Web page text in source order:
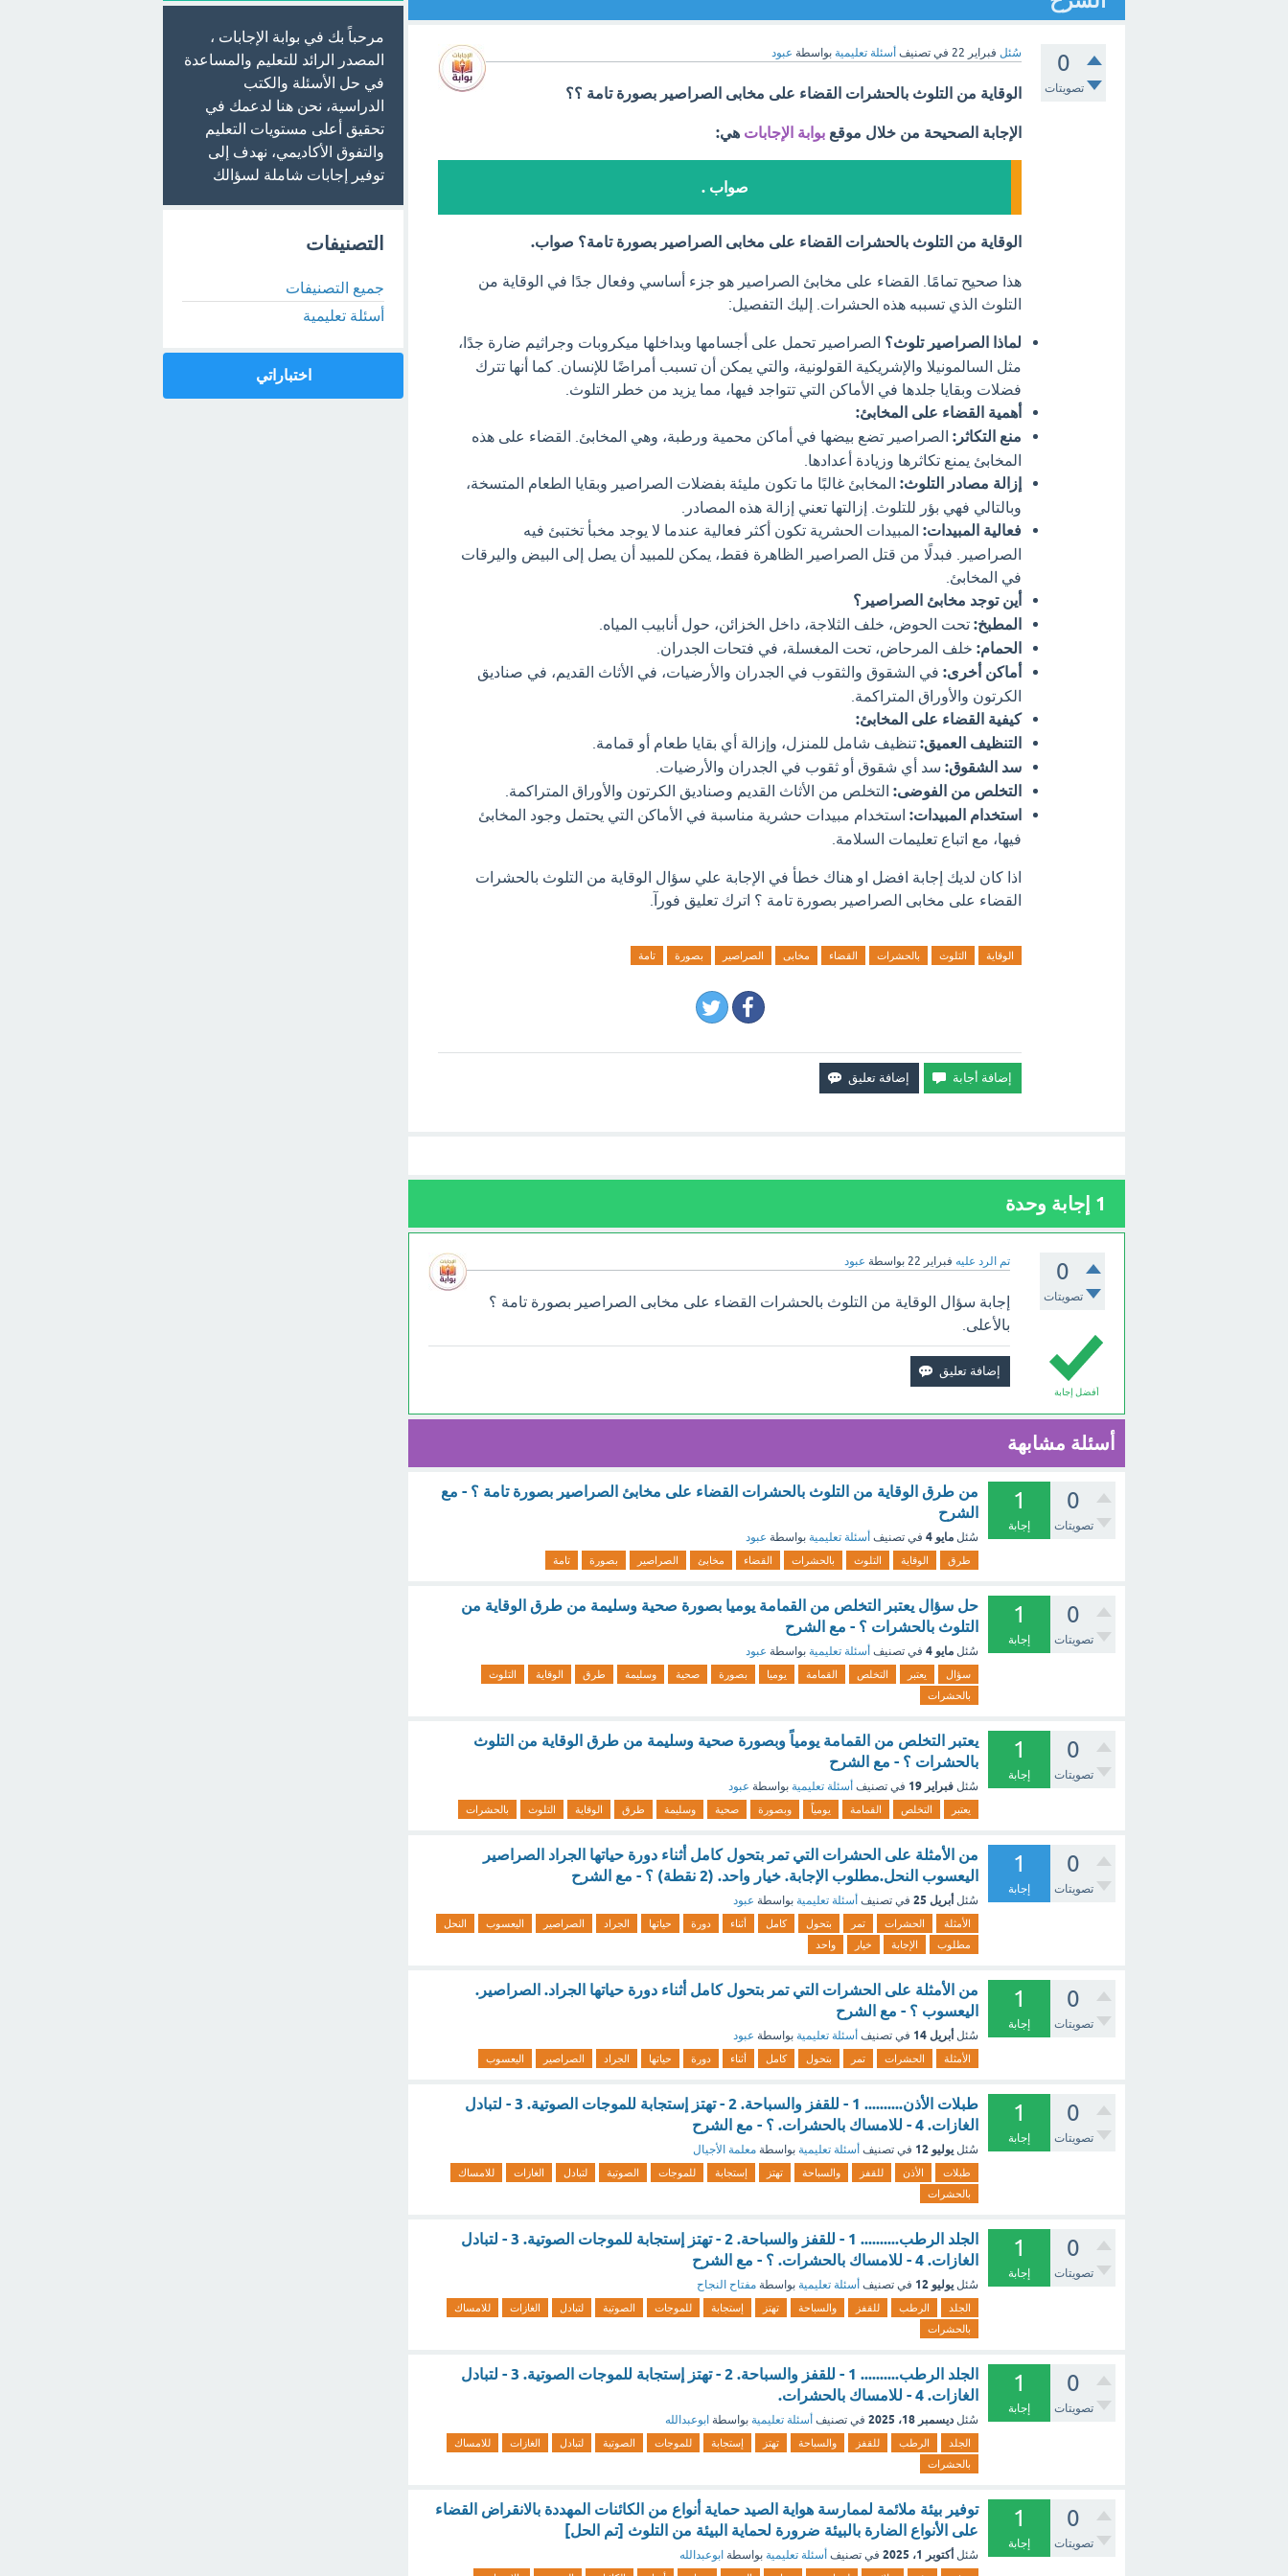
0
تصويتات
سُئل فبراير 22 في تصنيف أسئلة تعليمية بواسطة عبود
الوقاية من التلوث بالحشرات القضاء على مخابى الصراصير بصورة تامة ؟؟
الإجابة الصحيحة من خلال موقع بوابة الإجابات هي:
صواب .
الوقاية من التلوث بالحشرات القضاء على مخابى الصراصير بصورة تامة؟ صواب.
هذا صحيح تمامًا. القضاء على مخابئ الصراصير هو جزء أساسي وفعال جدًا في الوقاية من
التلوث الذي تسببه هذه الحشرات. إليك التفصيل:
لماذا الصراصير تلوث؟ الصراصير تحمل على أجسامها وبداخلها ميكروبات وجراثيم ضارة جدًا،
مثل السالمونيلا والإشريكية القولونية، والتي يمكن أن تسبب أمراضًا للإنسان. كما أنها تترك
فضلات وبقايا جلدها في الأماكن التي تتواجد فيها، مما يزيد من خطر التلوث.
أهمية القضاء على المخابئ:
منع التكاثر: الصراصير تضع بيضها في أماكن محمية ورطبة، وهي المخابئ. القضاء على هذه
المخابئ يمنع تكاثرها وزيادة أعدادها.
إزالة مصادر التلوث: المخابئ غالبًا ما تكون مليئة بفضلات الصراصير وبقايا الطعام المتسخة،
وبالتالي فهي بؤر للتلوث. إزالتها تعني إزالة هذه المصادر.
فعالية المبيدات: المبيدات الحشرية تكون أكثر فعالية عندما لا يوجد مخبأ تختبئ فيه
الصراصير. فبدلًا من قتل الصراصير الظاهرة فقط، يمكن للمبيد أن يصل إلى البيض واليرقات
في المخابئ.
أين توجد مخابئ الصراصير؟
المطبخ: تحت الحوض، خلف الثلاجة، داخل الخزائن، حول أنابيب المياه.
الحمام: خلف المرحاض، تحت المغسلة، في فتحات الجدران.
أماكن أخرى: في الشقوق والثقوب في الجدران والأرضيات، في الأثاث القديم، في صناديق
الكرتون والأوراق المتراكمة.
كيفية القضاء على المخابئ:
التنظيف العميق: تنظيف شامل للمنزل، وإزالة أي بقايا طعام أو قمامة.
سد الشقوق: سد أي شقوق أو ثقوب في الجدران والأرضيات.
التخلص من الفوضى: التخلص من الأثاث القديم وصناديق الكرتون والأوراق المتراكمة.
استخدام المبيدات: استخدام مبيدات حشرية مناسبة في الأماكن التي يحتمل وجود المخابئ
فيها، مع اتباع تعليمات السلامة.
اذا كان لديك إجابة افضل او هناك خطأ في الإجابة علي سؤال الوقاية من التلوث بالحشرات
القضاء على مخابى الصراصير بصورة تامة ؟ اترك تعليق فورآ.
الوقاية التلوث بالحشرات القضاء مخابى الصراصير بصورة تامة
1 إجابة وحدة
0
تصويتات
تم الرد عليه فبراير 22 بواسطة عبود
أفضل إجابة
إجابة سؤال الوقاية من التلوث بالحشرات القضاء على مخابى الصراصير بصورة تامة ؟
بالأعلى.
أسئلة مشابهة
0
تصويتات
1
إجابة
من طرق الوقاية من التلوث بالحشرات القضاء على مخابئ الصراصير بصورة تامة ؟ - مع
الشرح
سُئل مايو 4 في تصنيف أسئلة تعليمية بواسطة عبود
طرق الوقاية التلوث بالحشرات القضاء مخابئ الصراصير بصورة تامة
0
تصويتات
1
إجابة
حل سؤال يعتبر التخلص من القمامة يوميا بصورة صحية وسليمة من طرق الوقاية من
التلوث بالحشرات ؟ - مع الشرح
سُئل مايو 4 في تصنيف أسئلة تعليمية بواسطة عبود
سؤال يعتبر التخلص القمامة يوميا بصورة صحية وسليمة طرق الوقاية
التلوث
بالحشرات
0
تصويتات
1
إجابة
يعتبر التخلص من القمامة يومياً وبصورة صحية وسليمة من طرق الوقاية من التلوث
بالحشرات ؟ - مع الشرح
سُئل فبراير 19 في تصنيف أسئلة تعليمية بواسطة عبود
يعتبر التخلص القمامة يومياً وبصورة صحية وسليمة طرق الوقاية التلوث بالحشرات
0
تصويتات
1
إجابة
من الأمثلة على الحشرات التي تمر بتحول كامل أثناء دورة حياتها الجراد الصراصير
اليعسوب النحل.مطلوب الإجابة. خيار واحد. (2 نقطة) ؟ - مع الشرح
سُئل أبريل 25 في تصنيف أسئلة تعليمية بواسطة عبود
الأمثلة الحشرات تمر بتحول كامل أثناء دورة حياتها الجراد الصراصير اليعسوب
النحل
مطلوب
الإجابة خيار واحد
0
تصويتات
1
إجابة
من الأمثلة على الحشرات التي تمر بتحول كامل أثناء دورة حياتها الجراد. الصراصير.
اليعسوب ؟ - مع الشرح
سُئل أبريل 14 في تصنيف أسئلة تعليمية بواسطة عبود
الأمثلة الحشرات تمر بتحول كامل أثناء دورة حياتها الجراد الصراصير اليعسوب
0
تصويتات
1
إجابة
طبلات الأذن.......... 1 - للقفز والسباحة. 2 - تهتز إستجابة للموجات الصوتية. 3 - لتبادل
الغازات. 4 - للامساك بالحشرات. ؟ - مع الشرح
سُئل يوليو 12 في تصنيف أسئلة تعليمية بواسطة معلمة الأجيال
طبلات الأذن للقفز والسباحة تهتز إستجابة للموجات الصوتية لتبادل الغازات
للامساك
بالحشرات
0
تصويتات
1
إجابة
الجلد الرطب.......... 1 - للقفز والسباحة. 2 - تهتز إستجابة للموجات الصوتية. 3 - لتبادل
الغازات. 4 - للامساك بالحشرات. ؟ - مع الشرح
سُئل يوليو 12 في تصنيف أسئلة تعليمية بواسطة مفتاح النجاح
الجلد الرطب للقفز والسباحة تهتز إستجابة للموجات الصوتية لتبادل الغازات
للامساك
بالحشرات
0
تصويتات
1
إجابة
الجلد الرطب.......... 1 - للقفز والسباحة. 2 - تهتز إستجابة للموجات الصوتية. 3 - لتبادل
الغازات. 4 - للامساك بالحشرات.
سُئل ديسمبر 18، 2025 في تصنيف أسئلة تعليمية بواسطة ابوعبدالله
الجلد الرطب للقفز والسباحة تهتز إستجابة للموجات الصوتية لتبادل الغازات
للامساك
بالحشرات
0
تصويتات
1
إجابة
توفير بيئة ملائمة لممارسة هواية الصيد حماية أنواع من الكائنات المهددة بالانقراض القضاء
على الأنواع الضارة بالبيئة ضرورة لحماية البيئة من التلوث [تم الحل]
سُئل أكتوبر 1، 2025 في تصنيف أسئلة تعليمية بواسطة ابوعبدالله
مرحباً بك في بوابة الإجابات ،
المصدر الرائد للتعليم والمساعدة
في حل الأسئلة والكتب
الدراسية، نحن هنا لدعمك في
تحقيق أعلى مستويات التعليم
والتفوق الأكاديمي، نهدف إلى
توفير إجابات شاملة لسؤالك
التصنيفات
جميع التصنيفات
أسئلة تعليمية
اختباراتي